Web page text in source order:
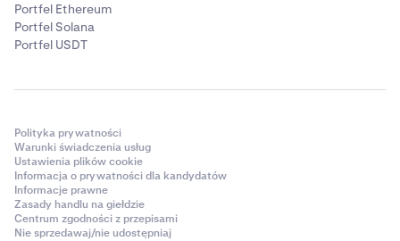
Portfel Ethereum
Portfel Solana
Portfel USDT
Polityka prywatności
Warunki świadczenia usług
Ustawienia plików cookie
Informacja o prywatności dla kandydatów
Informacje prawne
Zasady handlu na giełdzie
Centrum zgodności z przepisami
Nie sprzedawaj/nie udostępniaj